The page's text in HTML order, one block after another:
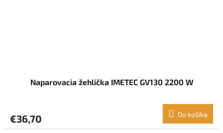
Naparovacia žehlička IMETEC GV130 2200 W
€36,70 Do košíka